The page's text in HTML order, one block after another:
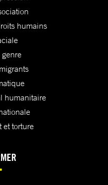
humains
humanitaire
et torture